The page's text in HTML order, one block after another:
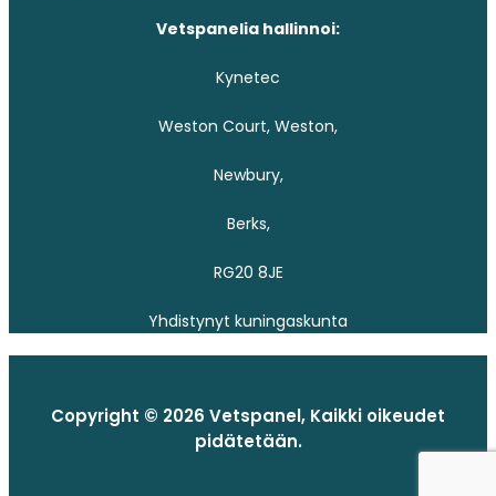
Vetspanelia hallinnoi:
Kynetec
Weston Court, Weston,
Newbury,
Berks,
RG20 8JE
Yhdistynyt kuningaskunta
Copyright © 2026 Vetspanel, Kaikki oikeudet
pidätetään.